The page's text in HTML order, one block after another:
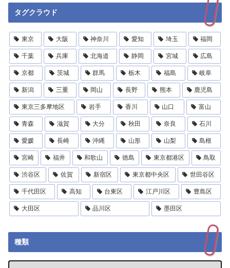
タグクラウド
東京 大阪 神奈川 愛知 埼玉 福岡
千葉 兵庫 北海道 静岡 宮城 広島
京都 茨城 群馬 栃木 福島 岐阜
新潟 三重 岡山 長野 熊本 鹿児島
東京三多摩地区 岩手 香川 山口 富山
青森 滋賀 大分 秋田 奈良 石川
愛媛 長崎 沖縄 山形 山梨 島根
宮崎 福井 和歌山 徳島 東京都港区 鳥取
渋谷区 佐賀 新宿区 東京都中央区 世田谷区
千代田区 高知 台東区 江戸川区 豊島区
大田区 品川区 墨田区
種類